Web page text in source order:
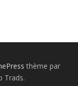
thème par
Trads.